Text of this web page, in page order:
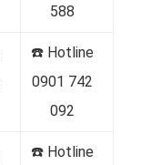
588
☎️ Hotline
0901 742
092
☎️ Hotline